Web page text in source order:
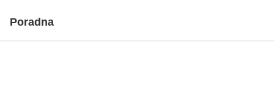
Poradna